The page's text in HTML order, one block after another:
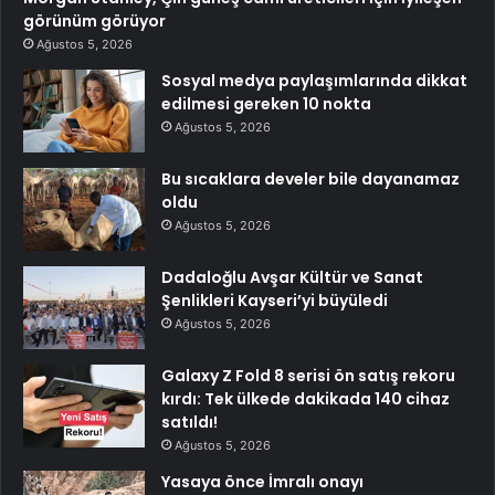
görünüm görüyor
Ağustos 5, 2026
Sosyal medya paylaşımlarında dikkat
edilmesi gereken 10 nokta
Ağustos 5, 2026
Bu sıcaklara develer bile dayanamaz
oldu
Ağustos 5, 2026
Dadaloğlu Avşar Kültür ve Sanat
Şenlikleri Kayseri’yi büyüledi
Ağustos 5, 2026
Galaxy Z Fold 8 serisi ön satış rekoru
kırdı: Tek ülkede dakikada 140 cihaz
satıldı!
Ağustos 5, 2026
Yasaya önce İmralı onayı